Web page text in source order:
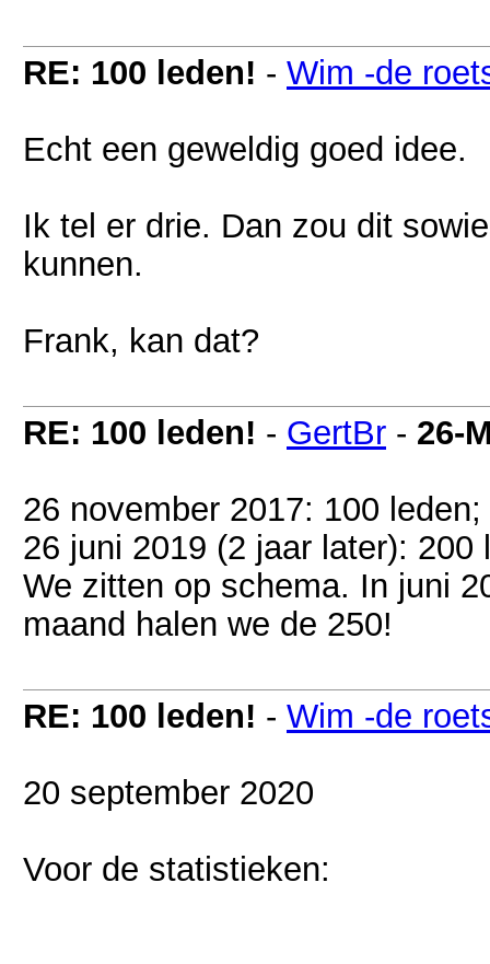
RE: 100 leden! - Wim -de
Echt een geweldig goed idee.
Ik tel er drie. Dan zou dit
kunnen.
Frank, kan dat?
RE: 100 leden! - GertBr - 26-
26 november 2017: 100 leden;
26 juni 2019 (2 jaar later): 200
We zitten op schema. In juni
maand halen we de 250!
RE: 100 leden! - Wim -de
20 september 2020
Voor de statistieken: